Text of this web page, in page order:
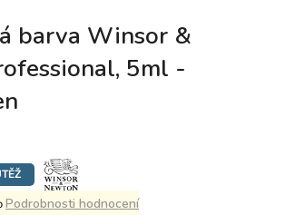
barva Winsor &
5ml -
Podrobnosti hodnocení